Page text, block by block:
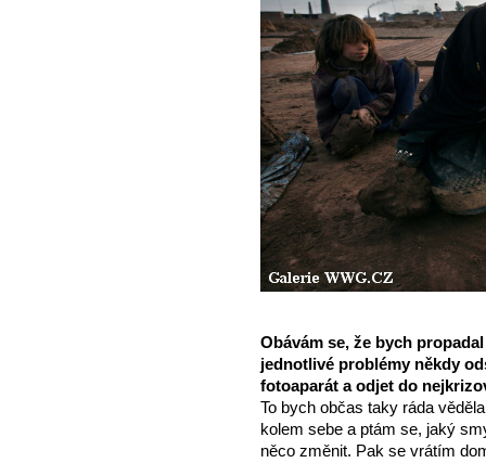
Obávám se, že bych
jednotlivé problémy někdy
fotoaparát a odjet do
To bych občas taky ráda
kolem sebe a ptám se, jaký
něco změnit. Pak se vrátím